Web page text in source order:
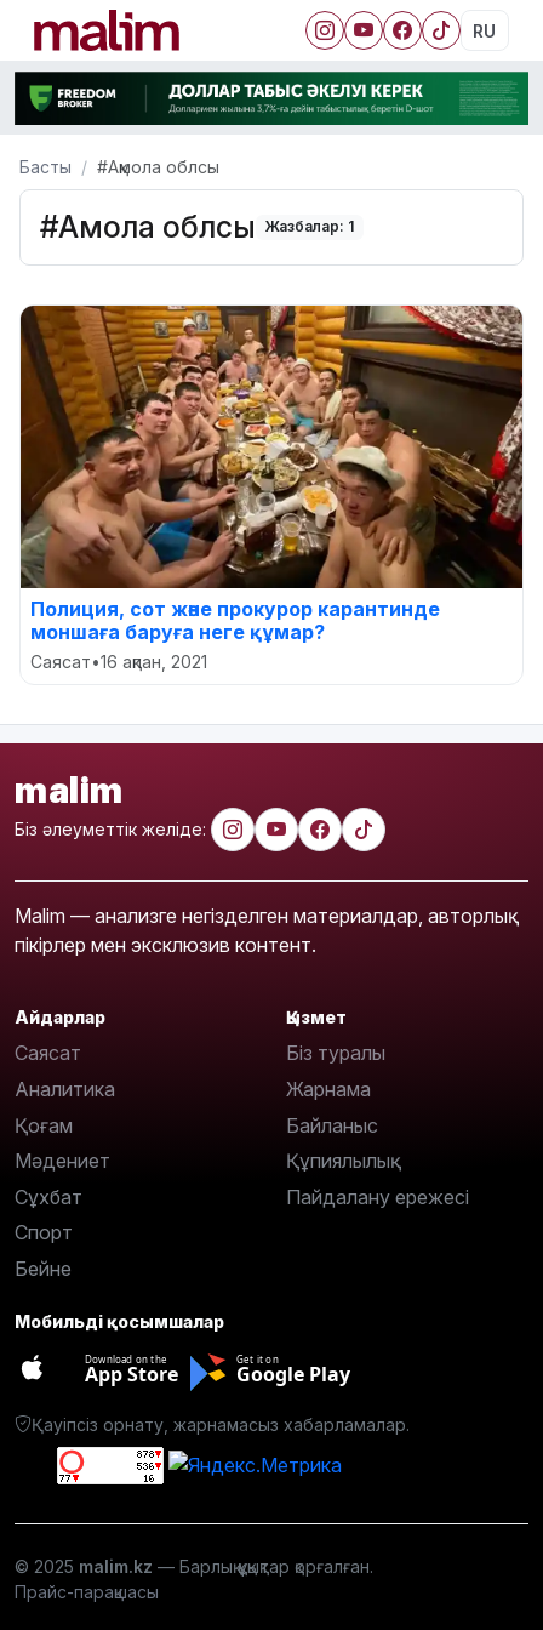
RU
Басты #Ақмола облсы
#Ақмола облсы Жазбалар: 1
Полиция, сот және прокурор карантинде
моншаға баруға неге құмар?
Саясат•16 ақпан, 2021
malim
Біз әлеуметтік желіде:
Malim — анализге негізделген материалдар, авторлық
пікірлер мен эксклюзив контент.
Айдарлар
Саясат
Аналитика
Қоғам
Мәдениет
Сұхбат
Спорт
Бейне
Қызмет
Біз туралы
Жарнама
Байланыс
Құпиялылық
Пайдалану ережесі
Мобильді қосымшалар
Download on the
App Store
Get it on
Google Play
Қауіпсіз орнату, жарнамасыз хабарламалар.
© 2025 malim.kz — Барлық құқықтар қорғалған.
Прайс-парақшасы